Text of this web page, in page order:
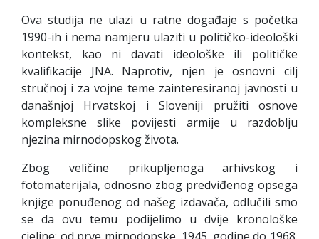
Ova studija ne ulazi u ratne događaje s početka
1990-ih i nema namjeru ulaziti u političko-ideološki
kontekst, kao ni davati ideološke ili političke
kvalifikacije JNA. Naprotiv, njen je osnovni cilj
stručnoj i za vojne teme zainteresiranoj javnosti u
današnjoj Hrvatskoj i Sloveniji pružiti osnove
kompleksne slike povijesti armije u razdoblju
njezina mirnodopskog života.
Zbog veličine prikupljenoga arhivskog i
fotomaterijala, odnosno zbog predviđenog opsega
knjige ponuđenog od našeg izdavača, odlučili smo
se da ovu temu podijelimo u dvije kronološke